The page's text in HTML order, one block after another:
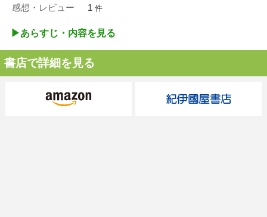
感想・レビュー 1 件
▶︎あらすじ・内容を見る
書店で詳細を見る